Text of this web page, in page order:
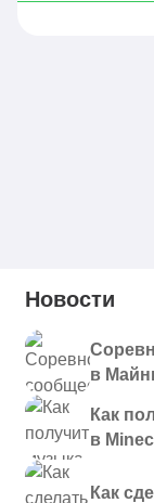
Новости
в
Как
в
Как